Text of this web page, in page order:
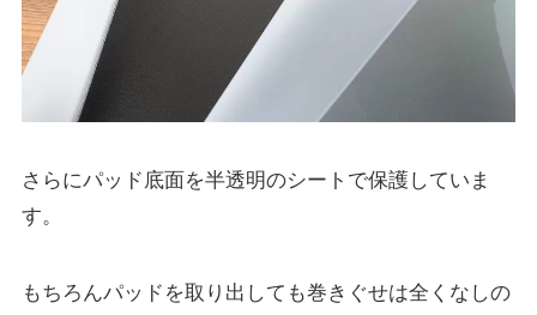
さらにパッド底面を半透明のシートで保護していま
す。
もちろんパッドを取り出しても巻きぐせは全くなしの